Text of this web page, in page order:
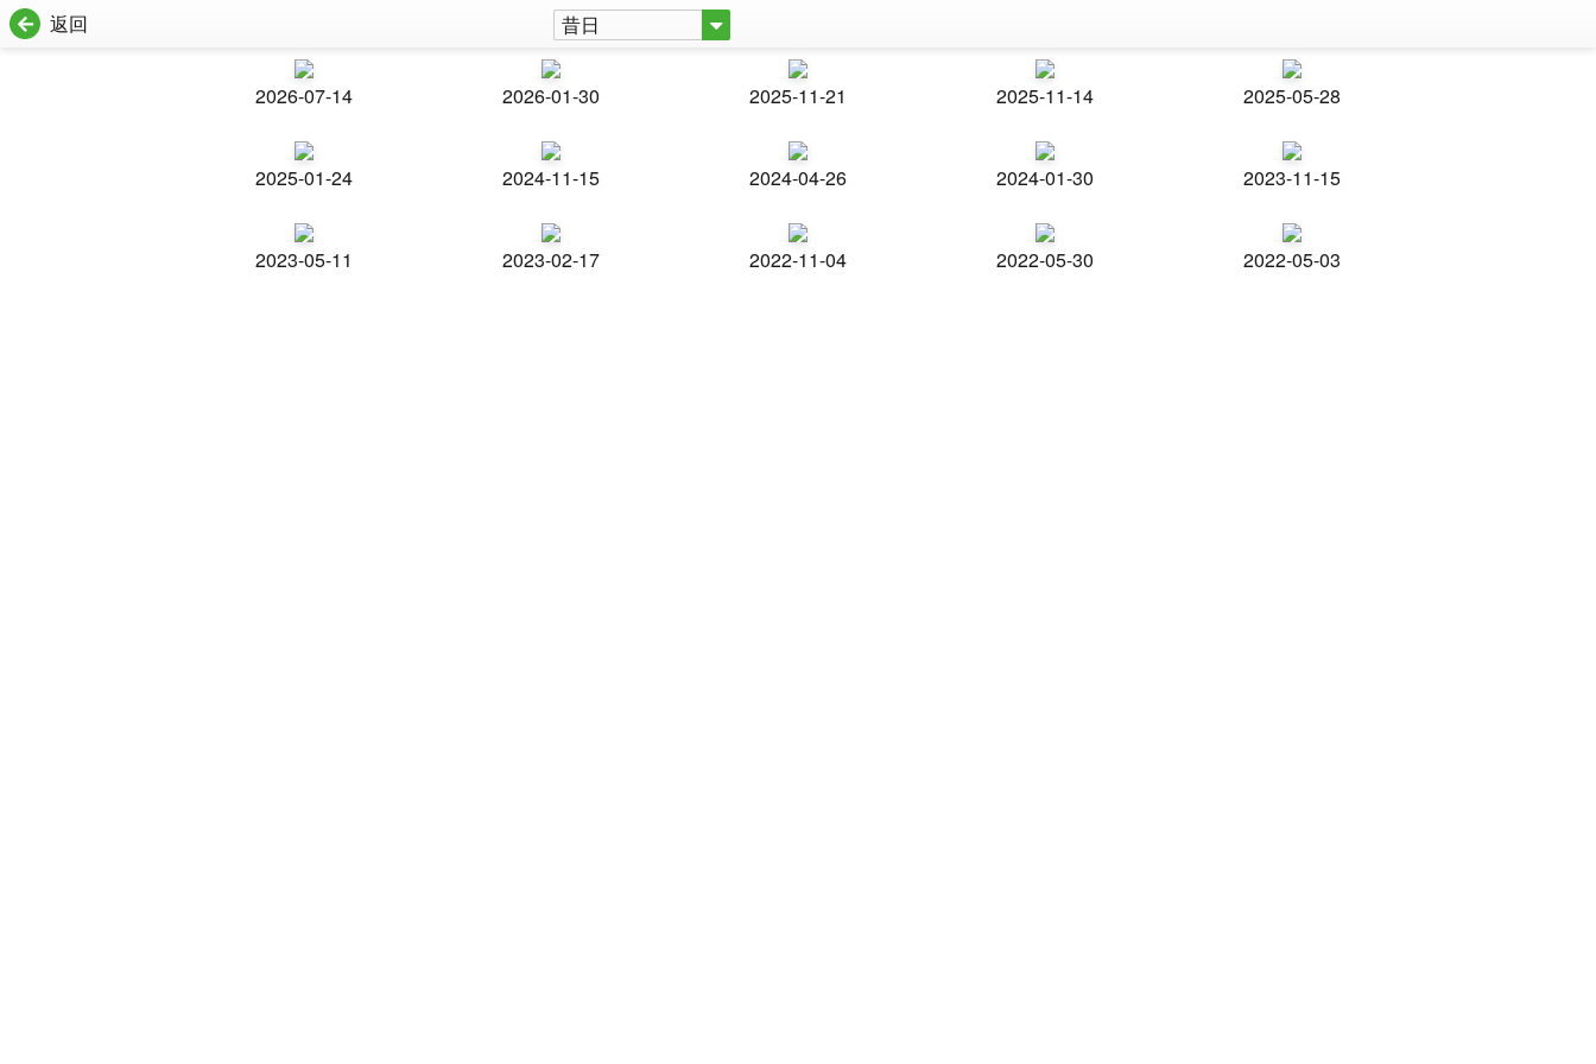
返回 昔日
2026-07-14 2026-01-30 2025-11-21 2025-11-14 2025-05-28
2025-01-24 2024-11-15 2024-04-26 2024-01-30 2023-11-15
2023-05-11 2023-02-17 2022-11-04 2022-05-30 2022-05-03